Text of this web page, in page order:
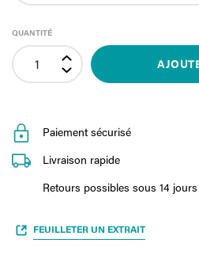
QUANTITÉ
Paiement sécurisé
Livraison rapide
Retours possibles sous 14 jours
FEUILLETER UN EXTRAIT